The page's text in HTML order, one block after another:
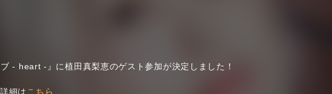
- heart -』に植田真梨恵のゲスト参加が決定しました！
細は こちら